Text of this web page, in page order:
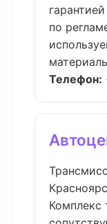
по
Телефон:
Комплекс